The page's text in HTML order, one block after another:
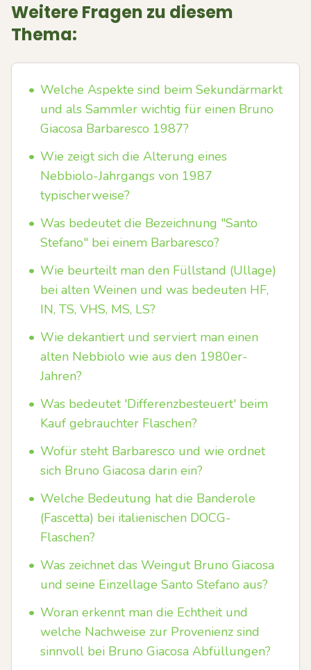
Weitere Fragen zu diesem
Thema:
• Welche Aspekte sind beim Sekundärmarkt
und als Sammler wichtig für einen Bruno
Giacosa Barbaresco 1987?
• Wie zeigt sich die Alterung eines
Nebbiolo-Jahrgangs von 1987
typischerweise?
• Was bedeutet die Bezeichnung "Santo
Stefano" bei einem Barbaresco?
• Wie beurteilt man den Füllstand (Ullage)
bei alten Weinen und was bedeuten HF,
IN, TS, VHS, MS, LS?
• Wie dekantiert und serviert man einen
alten Nebbiolo wie aus den 1980er-
Jahren?
• Was bedeutet 'Differenzbesteuert' beim
Kauf gebrauchter Flaschen?
• Wofür steht Barbaresco und wie ordnet
sich Bruno Giacosa darin ein?
• Welche Bedeutung hat die Banderole
(Fascetta) bei italienischen DOCG-
Flaschen?
• Was zeichnet das Weingut Bruno Giacosa
und seine Einzellage Santo Stefano aus?
• Woran erkennt man die Echtheit und
welche Nachweise zur Provenienz sind
sinnvoll bei Bruno Giacosa Abfüllungen?